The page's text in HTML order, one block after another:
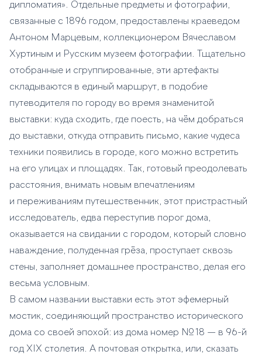
дипломатия». Отдельные предметы и фотографии,
связанные с 1896 годом, предоставлены краеведом
Антоном Марцевым, коллекционером Вячеславом
Хуртиным и Русским музеем фотографии. Тщательно
отобранные и сгруппированные, эти артефакты
складываются в единый маршрут, в подобие
путеводителя по городу во время знаменитой
выставки: куда сходить, где поесть, на чём добраться
до выставки, откуда отправить письмо, какие чудеса
техники появились в городе, кого можно встретить
на его улицах и площадях. Так, готовый преодолевать
расстояния, внимать новым впечатлениям
и переживаниям путешественник, этот пристрастный
исследователь, едва переступив порог дома,
оказывается на свидании с городом, который словно
наваждение, полуденная грёза, проступает сквозь
стены, заполняет домашнее пространство, делая его
весьма условным.
В самом названии выставки есть этот эфемерный
мостик, соединяющий пространство исторического
дома со своей эпохой: из дома номер № 18 — в 96-й
год XIX столетия. А почтовая открытка, или, сказать